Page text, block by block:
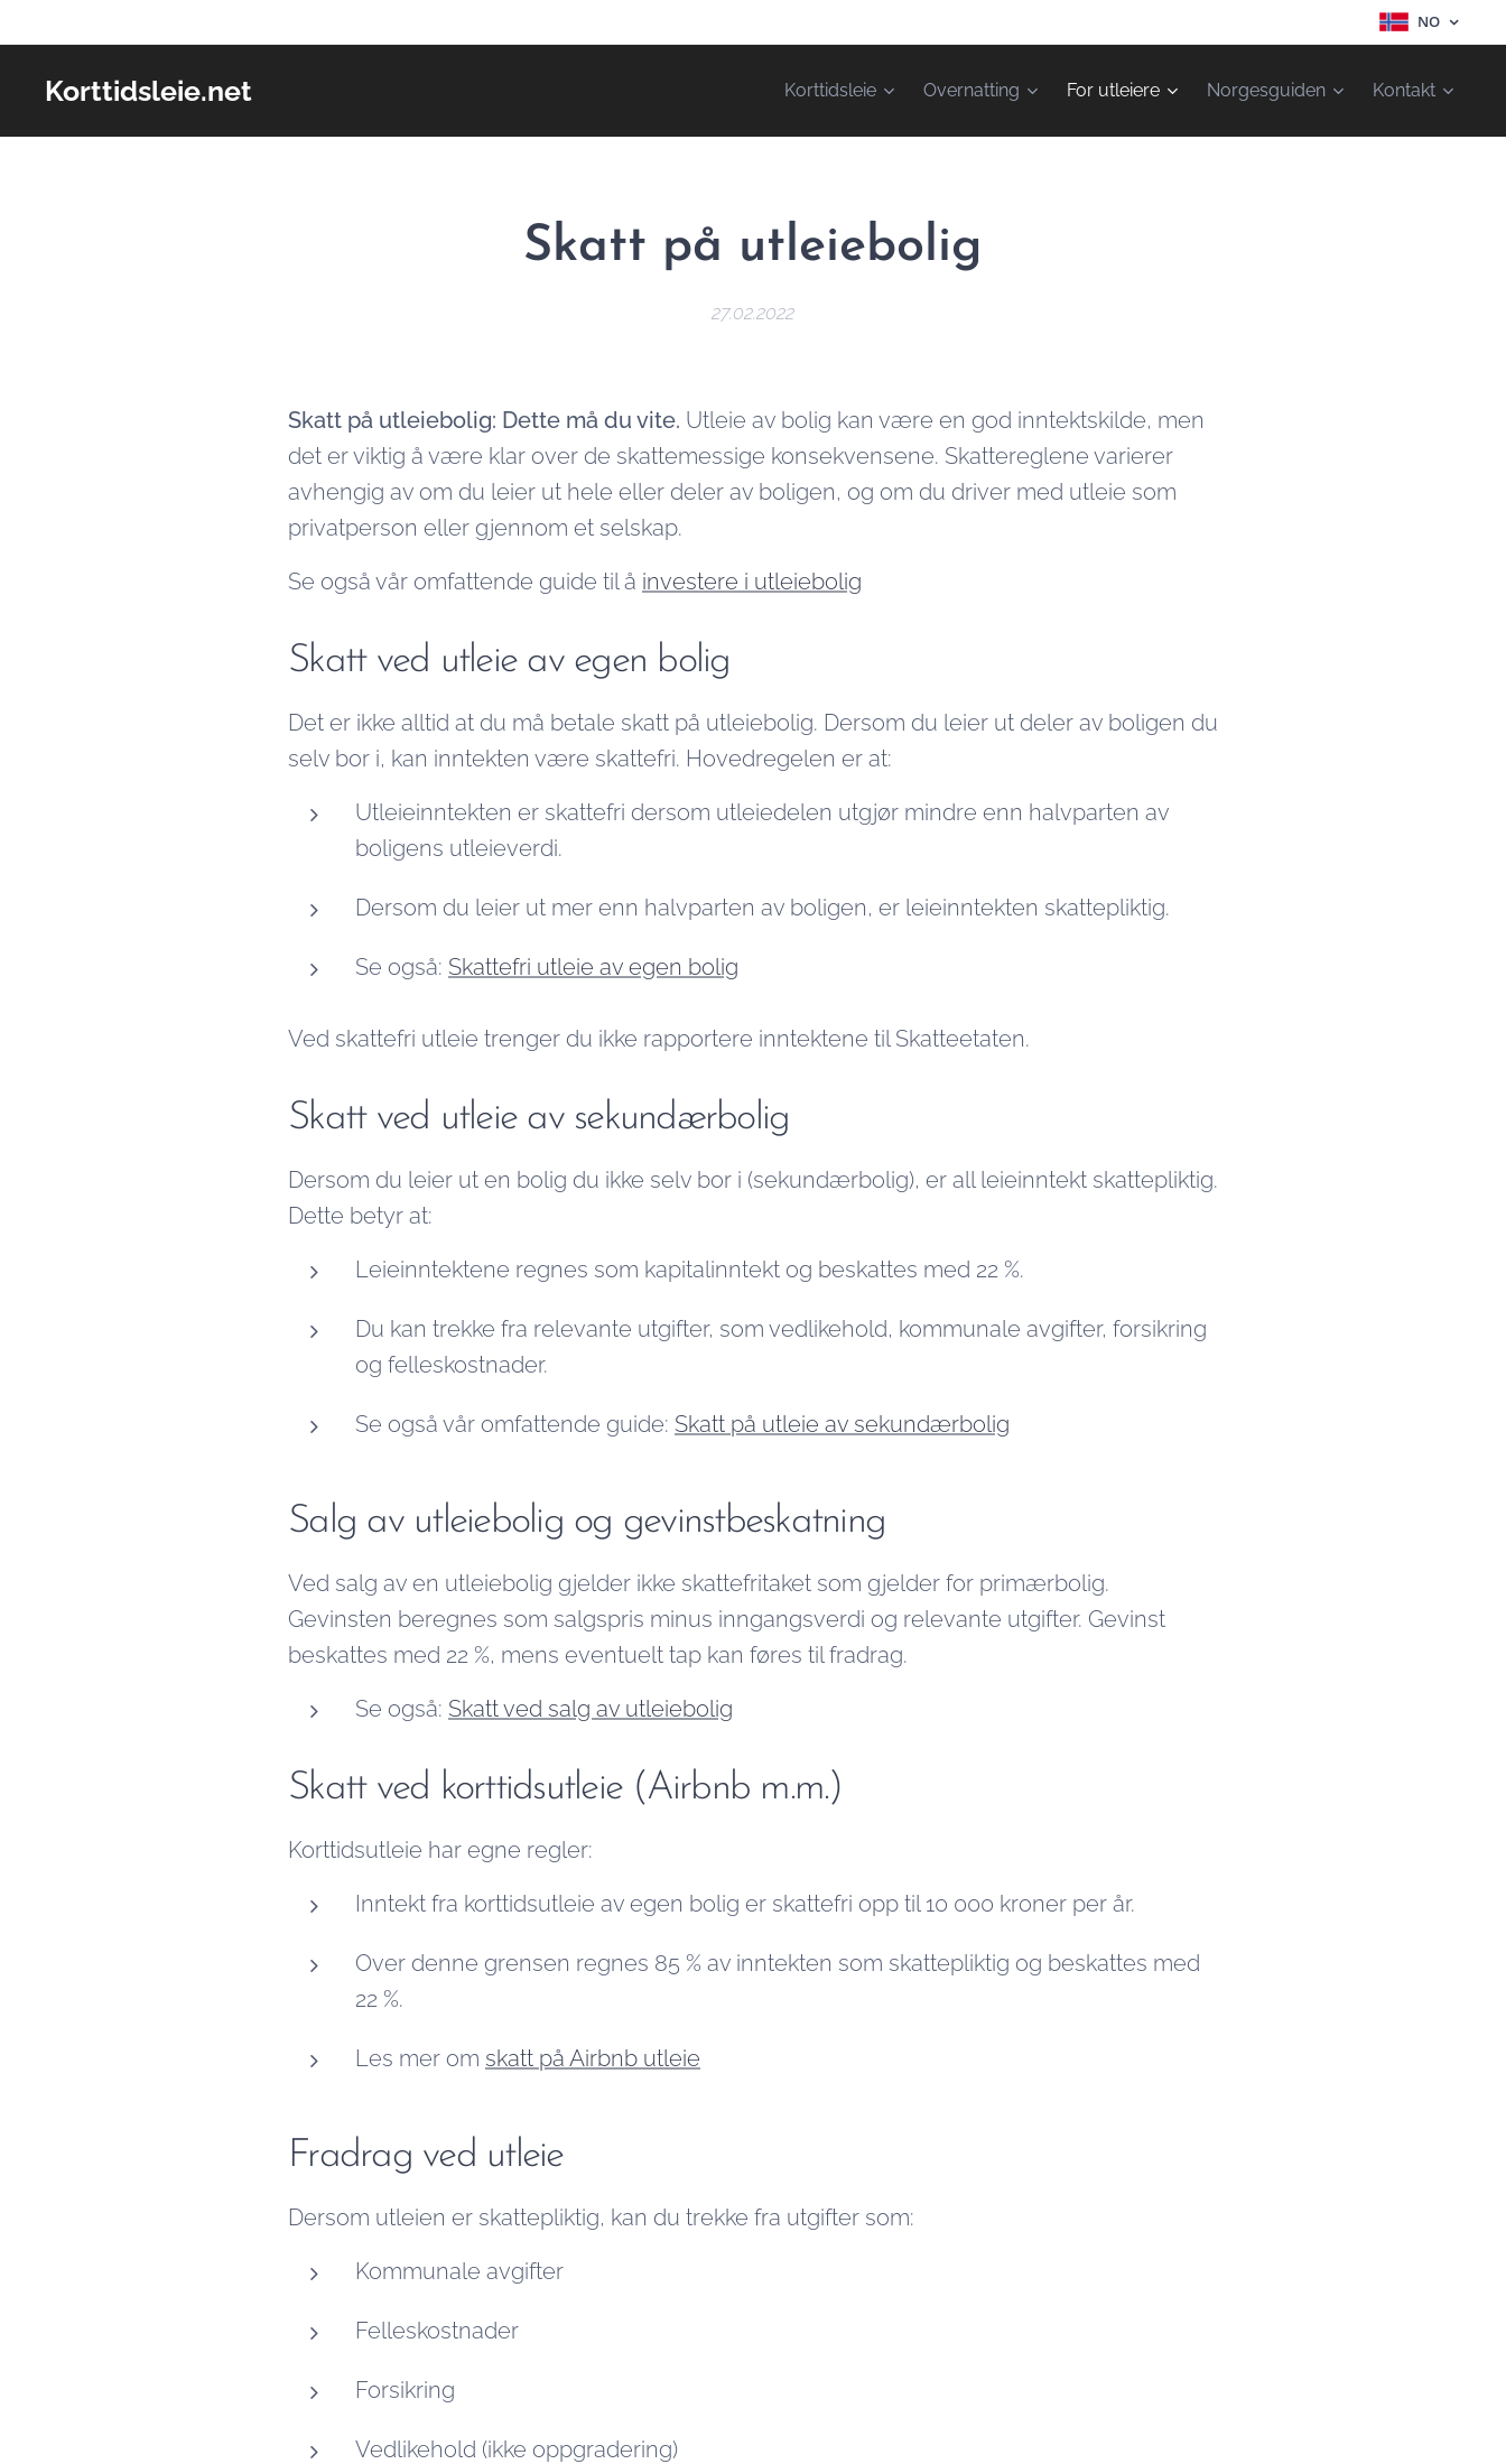
NO
Korttidsleie.net Korttidsleie Overnatting For utleiere Norgesguiden Kontakt
Skatt på utleiebolig
27.02.2022
Skatt på utleiebolig: Dette må du vite. Utleie av bolig kan være en god inntektskilde, men
det er viktig å være klar over de skattemessige konsekvensene. Skattereglene varierer
avhengig av om du leier ut hele eller deler av boligen, og om du driver med utleie som
privatperson eller gjennom et selskap.
Se også vår omfattende guide til å investere i utleiebolig
Skatt ved utleie av egen bolig
Det er ikke alltid at du må betale skatt på utleiebolig. Dersom du leier ut deler av boligen du
selv bor i, kan inntekten være skattefri. Hovedregelen er at:
Utleieinntekten er skattefri dersom utleiedelen utgjør mindre enn halvparten av
boligens utleieverdi.
Dersom du leier ut mer enn halvparten av boligen, er leieinntekten skattepliktig.
Se også: Skattefri utleie av egen bolig
Ved skattefri utleie trenger du ikke rapportere inntektene til Skatteetaten.
Skatt ved utleie av sekundærbolig
Dersom du leier ut en bolig du ikke selv bor i (sekundærbolig), er all leieinntekt skattepliktig.
Dette betyr at:
Leieinntektene regnes som kapitalinntekt og beskattes med 22 %.
Du kan trekke fra relevante utgifter, som vedlikehold, kommunale avgifter, forsikring
og felleskostnader.
Se også vår omfattende guide: Skatt på utleie av sekundærbolig
Salg av utleiebolig og gevinstbeskatning
Ved salg av en utleiebolig gjelder ikke skattefritaket som gjelder for primærbolig.
Gevinsten beregnes som salgspris minus inngangsverdi og relevante utgifter. Gevinst
beskattes med 22 %, mens eventuelt tap kan føres til fradrag.
Se også: Skatt ved salg av utleiebolig
Skatt ved korttidsutleie (Airbnb m.m.)
Korttidsutleie har egne regler:
Inntekt fra korttidsutleie av egen bolig er skattefri opp til 10 000 kroner per år.
Over denne grensen regnes 85 % av inntekten som skattepliktig og beskattes med
22 %.
Les mer om skatt på Airbnb utleie
Fradrag ved utleie
Dersom utleien er skattepliktig, kan du trekke fra utgifter som:
Kommunale avgifter
Felleskostnader
Forsikring
Vedlikehold (ikke oppgradering)